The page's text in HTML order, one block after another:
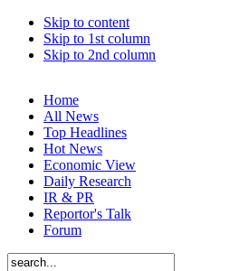
Skip to content
Skip to 1st column
Skip to 2nd column
Home
All News
Top Headlines
Hot News
Economic View
Daily Research
IR & PR
Reportor's Talk
Forum